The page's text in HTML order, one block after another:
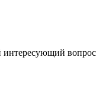
интересующий вопрос